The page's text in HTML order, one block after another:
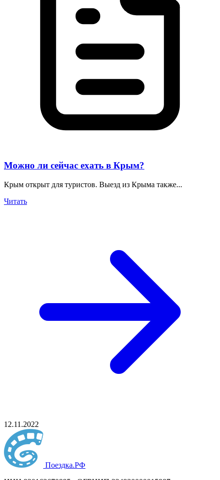
Можно ли сейчас ехать в Крым?
Крым открыт для туристов. Выезд из Крыма также...
Читать
12.11.2022
Поездка.РФ